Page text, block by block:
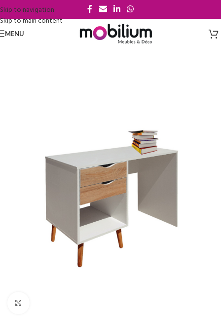
Skip to navigation
Skip to main content
MENU